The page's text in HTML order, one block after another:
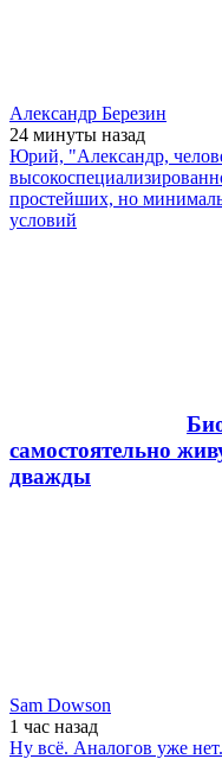
Александр Березин
24 минуты назад
Юрий, "Александр,
простейших, но
условий
самостоятельно
дважды
Sam Dowson
1 час назад
Ну всё. Аналогов уже